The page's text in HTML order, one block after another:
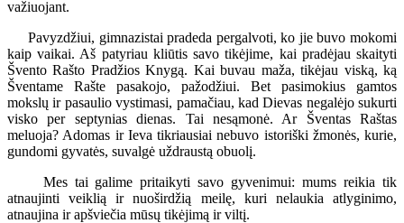
važiuojant.
Pavyzdžiui, gimnazistai pradeda pergalvoti, ko jie buvo mokomi
kaip vaikai. Aš patyriau kliūtis savo tikėjime, kai pradėjau skaityti
Švento Rašto Pradžios Knygą. Kai buvau maža, tikėjau viską, ką
Šventame Rašte pasakojo, pažodžiui. Bet pasimokius gamtos
mokslų ir pasaulio vystimasi, pamačiau, kad Dievas negalėjo sukurti
visko per septynias dienas. Tai nesąmonė. Ar Šventas Raštas
meluoja? Adomas ir Ieva tikriausiai nebuvo istoriški žmonės, kurie,
gundomi gyvatės, suvalgė uždraustą obuolį.
Mes tai galime pritaikyti savo gyvenimui: mums reikia tik
atnaujinti veiklią ir nuoširdžią meilę, kuri nelaukia atlyginimo,
atnaujina ir apšviečia mūsų tikėjimą ir viltį.